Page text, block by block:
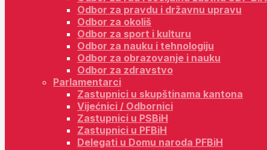
Odbor za pravdu i državnu upravu
Odbor za okoliš
Odbor za sport i kulturu
Odbor za nauku i tehnologiju
Odbor za obrazovanje i nauku
Odbor za zdravstvo
Parlamentarci
Zastupnici u skupštinama kantona
Vijećnici / Odbornici
Zastupnici u PSBiH
Zastupnici u PFBiH
Delegati u Domu naroda PFBiH